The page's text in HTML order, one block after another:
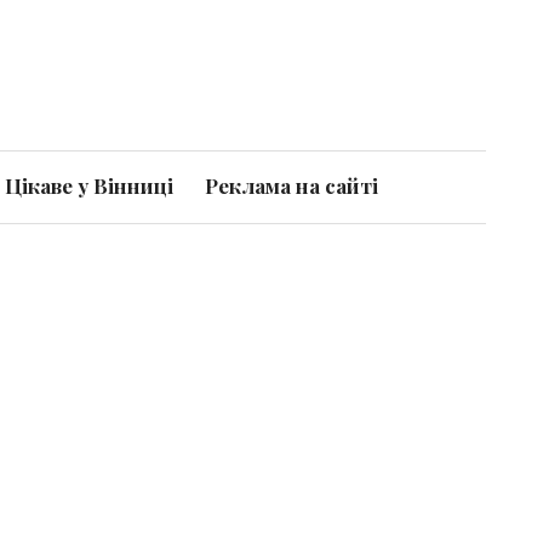
Цікаве у Вінниці Реклама на сайті